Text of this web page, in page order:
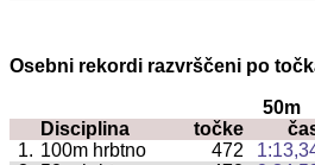
Osebni rekordi razvrščeni po
50m
Disciplina
točke
1. 100m hrbtno 472